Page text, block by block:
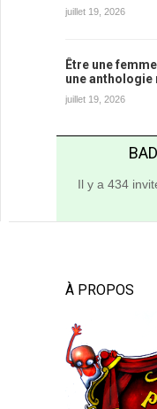
juillet 19, 2026
Être une
une anthologie
juillet 19, 2026
Il y a 434
À PROPOS